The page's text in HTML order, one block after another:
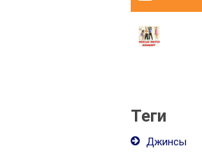
Теги
Джинсы